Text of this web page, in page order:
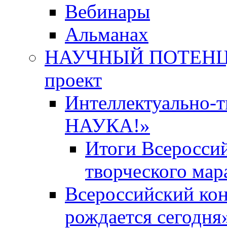
Вебинары
Альманах
НАУЧНЫЙ
проект
НАУКА!»
Итоги
творческого
Всероссийский
рождается